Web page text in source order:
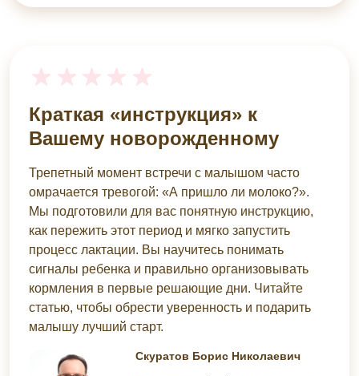
Скуратов Борис Николаевич
Краткая «инструкция» к
Вашему новорожденному
Трепетный момент встречи с малышом часто
омрачается тревогой: «А пришло ли молоко?».
Мы подготовили для вас понятную инструкцию,
как пережить этот период и мягко запустить
процесс лактации. Вы научитесь понимать
сигналы ребенка и правильно организовывать
кормления в первые решающие дни. Читайте
статью, чтобы обрести уверенность и подарить
малышу лучший старт.